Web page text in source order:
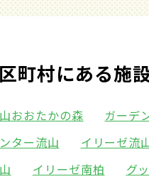
町村にある施
おおたかの森 ガーデ
ター流山
イリーゼ流
イリーゼ南柏 グ